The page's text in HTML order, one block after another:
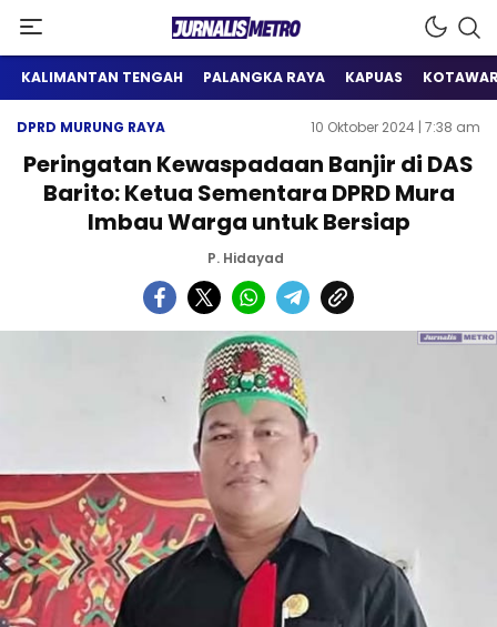
Jurnalis Metro
Satu Wadah Informasi
KALIMANTAN TENGAH PALANGKA RAYA KAPUAS
DPRD MURUNG RAYA 10 Oktober 2024 | 7:38 am
Peringatan Kewaspadaan Banjir di DAS
Barito: Ketua Sementara DPRD Mura
Imbau Warga untuk Bersiap
P. Hidayad